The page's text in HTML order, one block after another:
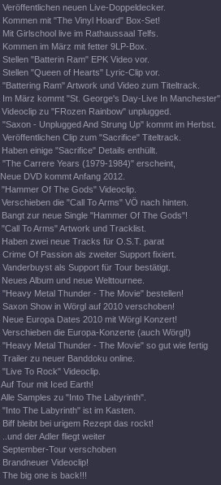
Veröffentlichen neuen Live-Doppeldecker.
Kommen mit "The Vinyl Hoard" Box-Set!
Mit Girlschool live im Rathaussaal Telfs.
Kommen im März mit fetter 9LP-Box.
Stellen "Batterin Ram" EPK Video vor.
Stellen "Queen of Hearts" Lyric-Clip vor.
"Battering Ram" Artwork und Video zum Titeltrack.
Im März kommt "St. George's Day-Live In Manchester".
Videoclip zu "FRozen Rainbow" unplugged.
"Saxon - Unplugged And Strung Up" kommt im Herbst.
Veröffentlichen Clip zum "Sacrifice" Titeltrack.
Haben einige "Sacrifice" Details enthüllt.
"The Carrere Years (1979-1984)" erscheint,
Neue DVD kommt Anfang 2012.
"Hammer Of The Gods" Videoclip.
Verschieben die "Call To Arms" VÖ nach hinten.
Bangt zur neue Single "Hammer Of The Gods"!
"Call To Arms" Artwork und Tracklist.
Haben zwei neue Tracks für O.S.T. parat
Crime Of Passion als zweiter Support fixiert.
Vanderbuyst als Support für Tour bestätigt.
Neues Album und neue Welttournee.
"Heavy Metal Thunder - The Movie" bestellen!
Saxon Show in Wörgl auf 2010 verschoben!
Neue Europa Dates 2010 mit Wörgl Konzert!
Verschieben die Europa-Konzerte (auch Wörgl!)
"Heavy Metal Thunder - The Movie" so gut wie fertig
Trailer zu neuer Banddoku online.
"Live To Rock" Videoclip.
Auf Tour mit Iced Earth!
Alle Samples zu "Into The Labyrinth".
"Into The Labyrinth" ist im Kasten.
Biff bleibt bei urigem Rezept das rockt!
..und der Adler fliegt weiter
September-Tour verschoben
Brandneuer Videoclip!
The big one is back!!!